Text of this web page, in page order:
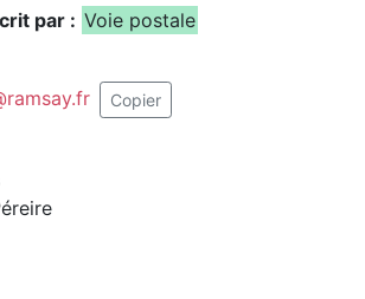
par : Voie postale
Copier